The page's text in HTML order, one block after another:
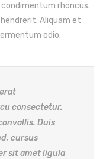
condimentum rhoncus.
Aliquam et
odio.
consectetur.
Duis
cursus
sit amet ligula